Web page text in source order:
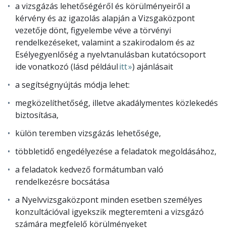
a vizsgázás lehetőségéről és körülményeiről a
kérvény és az igazolás alapján a Vizsgaközpont
vezetője dönt, figyelembe véve a törvényi
rendelkezéseket, valamint a szakirodalom és az
Esélyegyenlőség a nyelvtanulásban kutatócsoport
ide vonatkozó (lásd példáulitt ») ajánlásait
a segítségnyújtás módja lehet:
megközelíthetőség, illetve akadálymentes közlekedés
biztosítása,
külön teremben vizsgázás lehetősége,
többletidő engedélyezése a feladatok megoldásához,
a feladatok kedvező formátumban való
rendelkezésre bocsátása
a Nyelvvizsgaközpont minden esetben személyes
konzultációval igyekszik megteremteni a vizsgázó
számára megfelelő körülményeket